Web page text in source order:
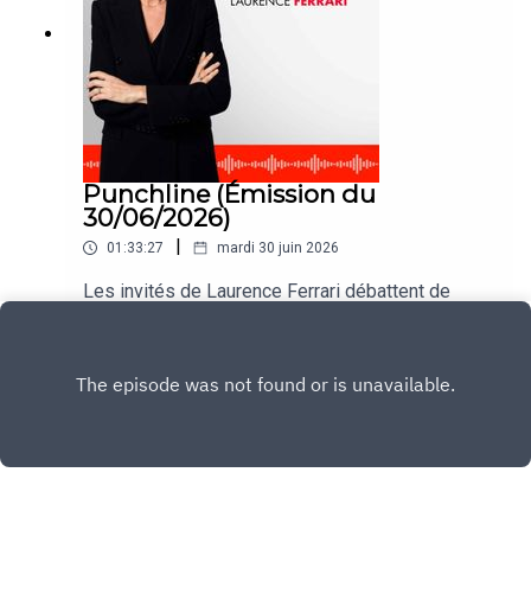
Punchline (Émission du
30/06/2026)
01:33:27 mardi 30 juin 2026
Les invités de Laurence Ferrari débattent de